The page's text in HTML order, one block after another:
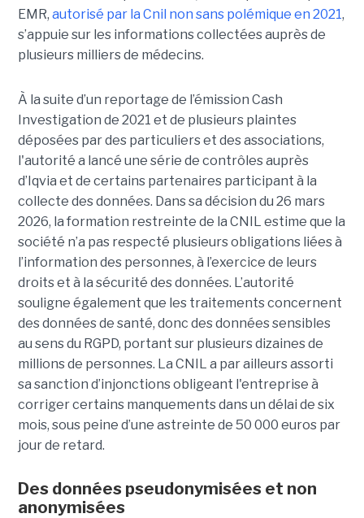
EMR, autorisé par la Cnil non sans polémique en 2021,
s’appuie sur les informations collectées auprès de
plusieurs milliers de médecins.
À la suite d’un reportage de l’émission Cash
Investigation de 2021 et de plusieurs plaintes
déposées par des particuliers et des associations,
l'autorité a lancé une série de contrôles auprès
d’Iqvia et de certains partenaires participant à la
collecte des données. Dans sa décision du 26 mars
2026, la formation restreinte de la CNIL estime que la
société n’a pas respecté plusieurs obligations liées à
l’information des personnes, à l’exercice de leurs
droits et à la sécurité des données. L’autorité
souligne également que les traitements concernent
des données de santé, donc des données sensibles
au sens du RGPD, portant sur plusieurs dizaines de
millions de personnes. La CNIL a par ailleurs assorti
sa sanction d’injonctions obligeant l'entreprise à
corriger certains manquements dans un délai de six
mois, sous peine d’une astreinte de 50 000 euros par
jour de retard.
Des données pseudonymisées et non
anonymisées